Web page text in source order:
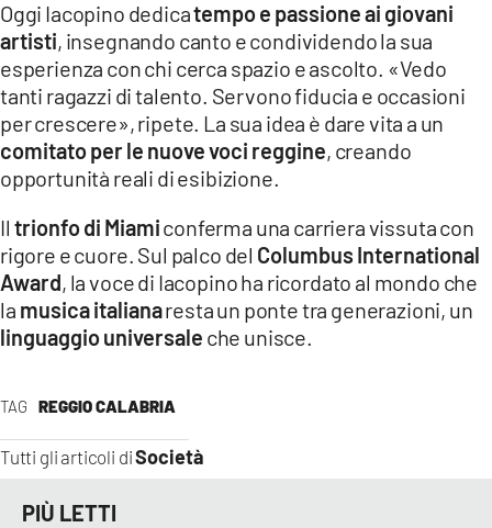
TAG REGGIO CALABRIA
Tutti gli articoli diSocietà
Oggi Iacopino dedicatempo e passione ai giovani
artisti, insegnando canto e condividendo la sua
esperienza con chi cerca spazio e ascolto. «Vedo
tanti ragazzi di talento. Servono fiducia e occasioni
per crescere», ripete. La sua idea è dare vita a un
comitato per le nuove voci reggine, creando
opportunità reali di esibizione.
Il trionfo di Miamiconferma una carriera vissuta con
rigore e cuore. Sul palco del Columbus International
Award, la voce di Iacopino ha ricordato al mondo che
la musica italianaresta un ponte tra generazioni, un
linguaggio universale che unisce.
PIÙ LETTI